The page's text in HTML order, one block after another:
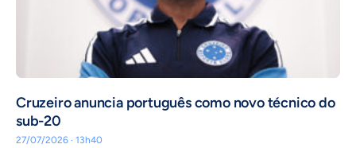
Cruzeiro anuncia português como novo técnico do
sub-20
27/07/2026 · 13h40